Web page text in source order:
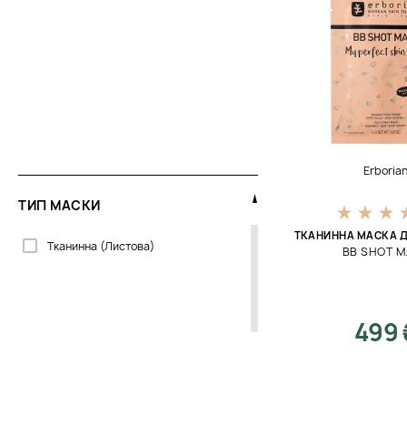
Dr.Grandel
ТИП МАСКИ
Тканинна (Листова)
Erborian
ТКАНИННА МАСКА
BB SHOT
499